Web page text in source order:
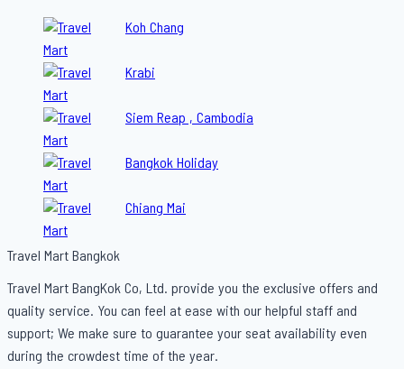
Koh Chang
Krabi
Siem Reap , Cambodia
Bangkok Holiday
Chiang Mai
Travel Mart Bangkok
Travel Mart BangKok Co, Ltd. provide you the exclusive offers and
quality service. You can feel at ease with our helpful staff and
support; We make sure to guarantee your seat availability even
during the crowdest time of the year.